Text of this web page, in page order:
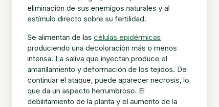
eliminación de sus enemigos naturales y al
estímulo directo sobre su fertilidad.
Se alimentan de las células epidérmicas
produciendo una decoloración más o menos
intensa. La saliva que inyectan produce el
amarillamiento y deformación de los tejidos. De
continuar el ataque, puede aparecer necrosis, lo
que da un aspecto herrumbroso. El
debilitamiento de la planta y el aumento de la